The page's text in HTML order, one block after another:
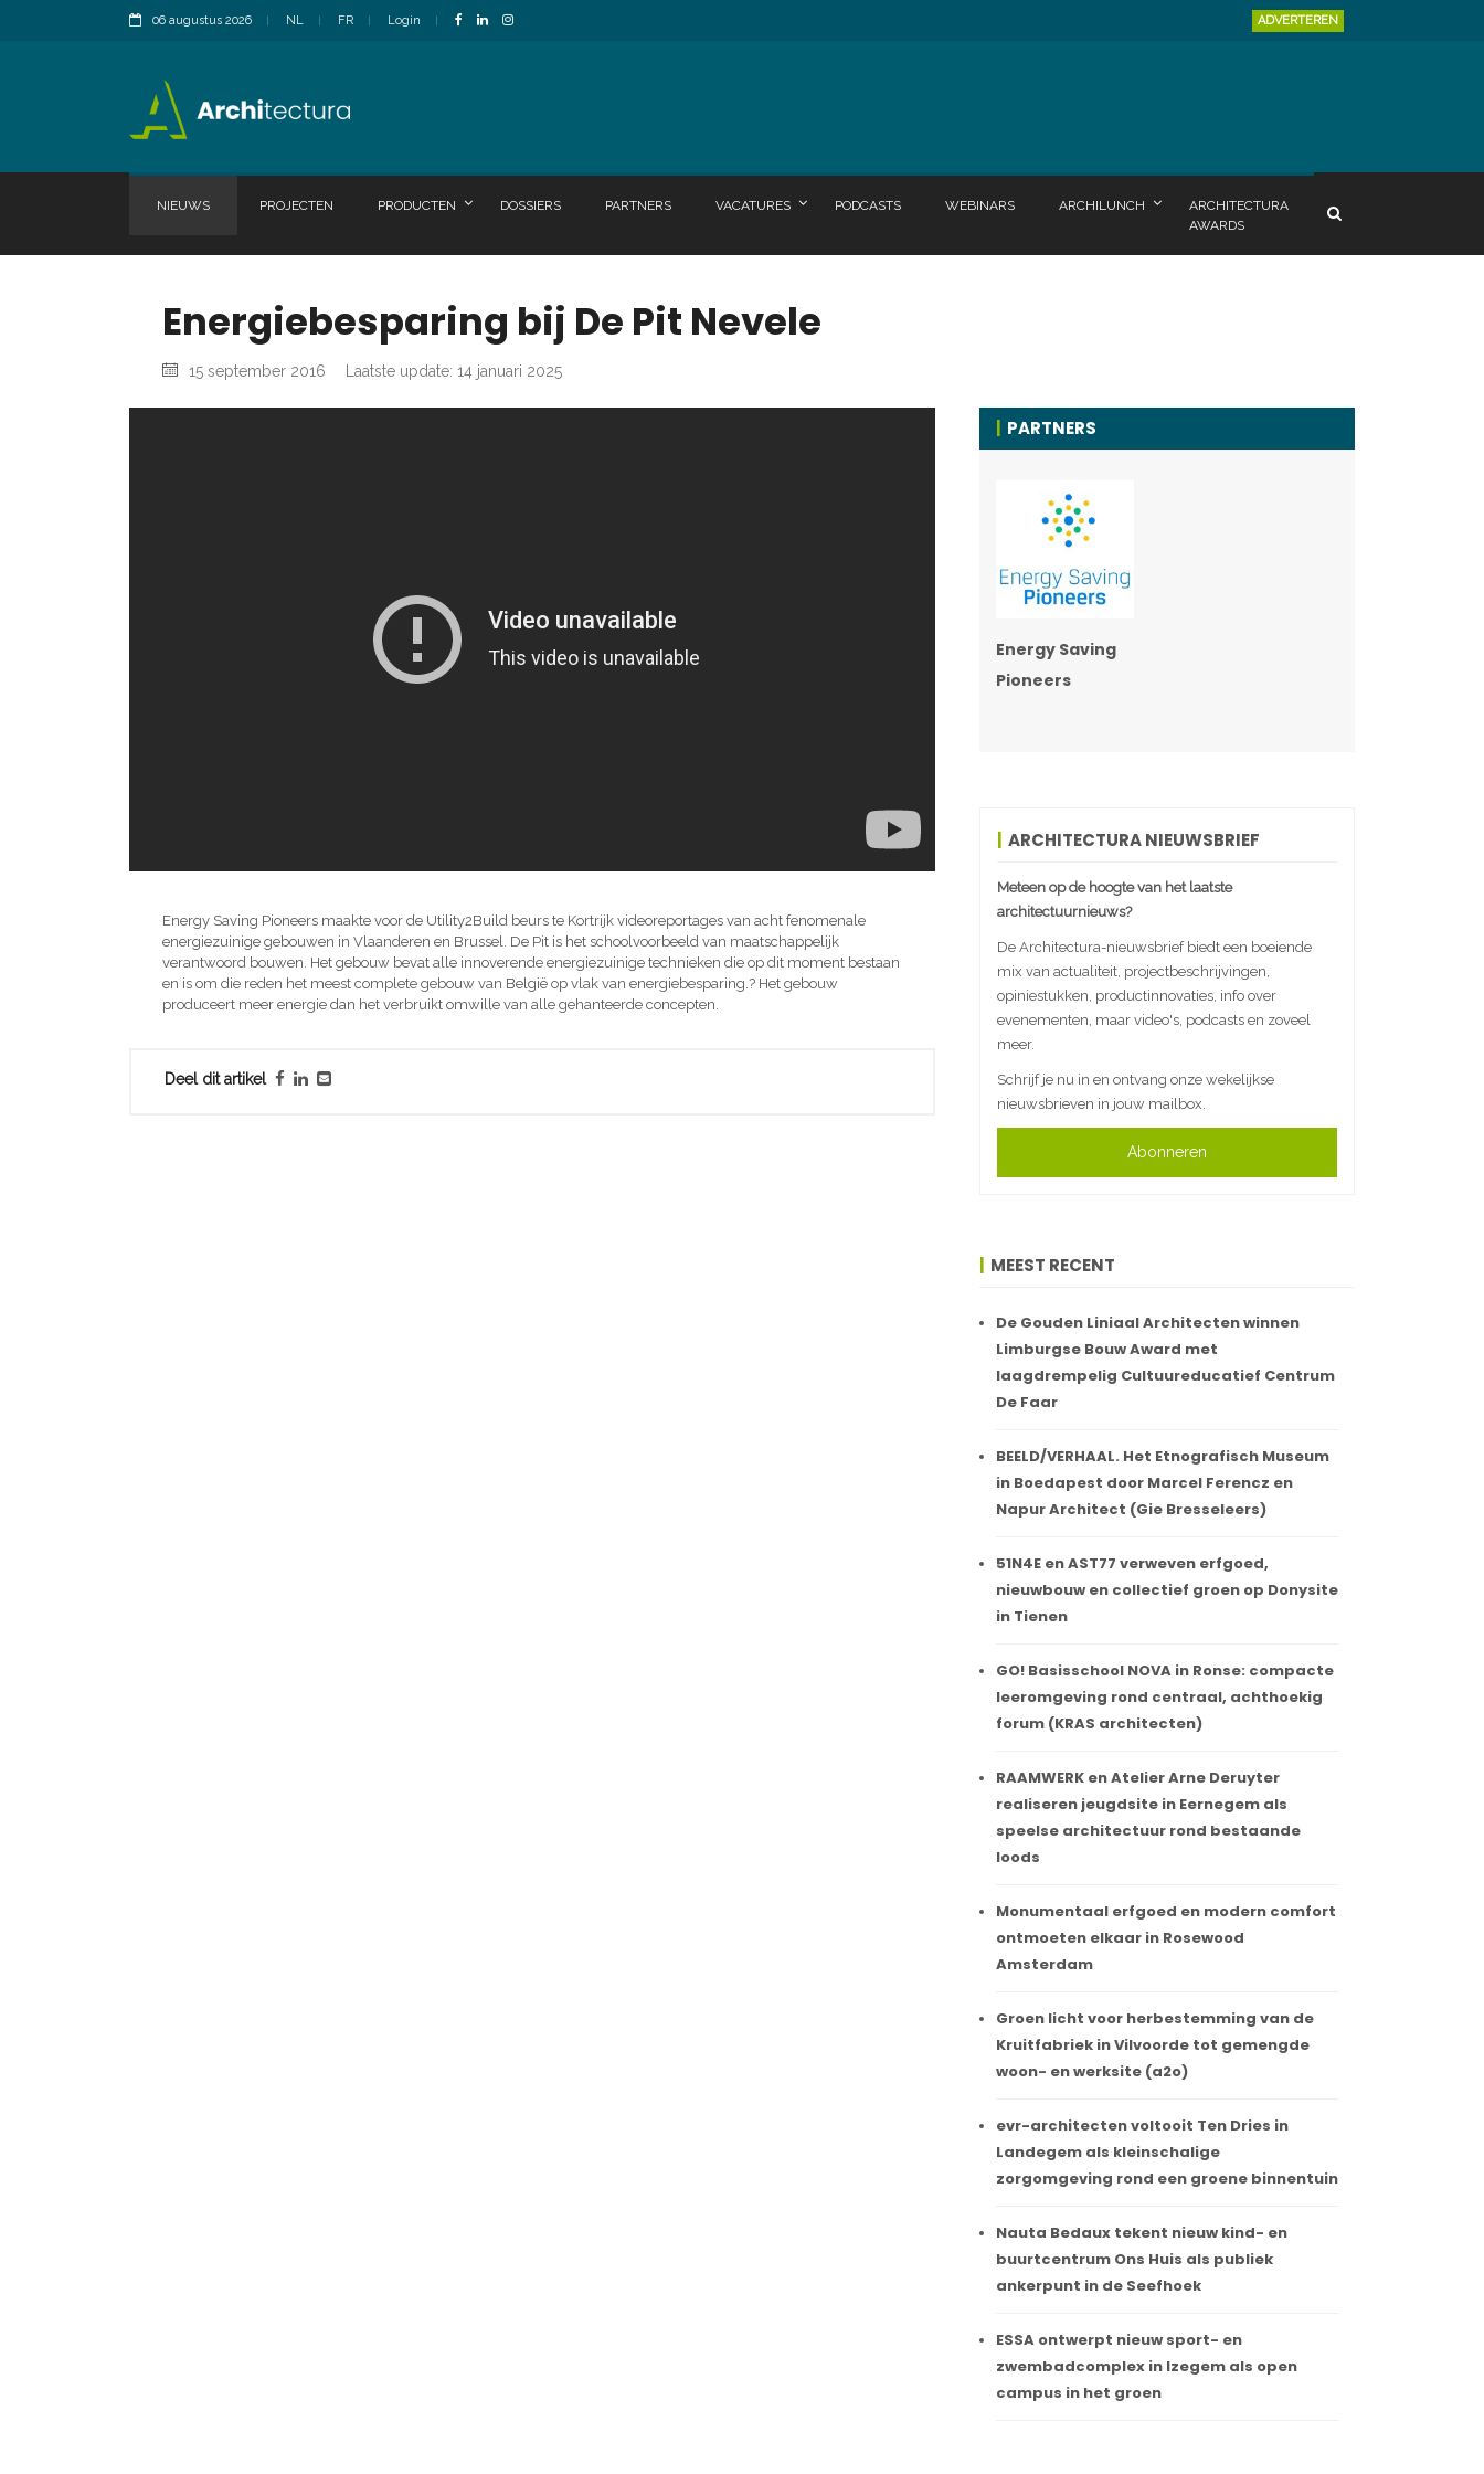
06 augustus 2026 NL FR Login ADVERTEREN
NIEUWS PROJECTEN PRODUCTEN DOSSIERS PARTNERS VACATURES PODCASTS WEBINARS ARCHILUNCH
ARCHITECTURA
AWARDS
Energiebesparing bij De Pit Nevele
15 september 2016 Laatste update: 14 januari 2025
Energy Saving Pioneers maakte voor de Utility2Build beurs te Kortrijk videoreportages van acht fenomenale
energiezuinige gebouwen in Vlaanderen en Brussel. De Pit is het schoolvoorbeeld van maatschappelijk
verantwoord bouwen. Het gebouw bevat alle innoverende energiezuinige technieken die op dit moment bestaan
en is om die reden het meest complete gebouw van België op vlak van energiebesparing.? Het gebouw
produceert meer energie dan het verbruikt omwille van alle gehanteerde concepten.
Deel dit artikel
PARTNERS
Energy Saving
Pioneers
ARCHITECTURA NIEUWSBRIEF
Meteen op de hoogte van het laatste
architectuurnieuws?
De Architectura-nieuwsbrief biedt een boeiende
mix van actualiteit, projectbeschrijvingen,
opiniestukken, productinnovaties, info over
evenementen, maar video's, podcasts en zoveel
meer.
Schrijf je nu in en ontvang onze wekelijkse
nieuwsbrieven in jouw mailbox.
Abonneren
MEEST RECENT
De Gouden Liniaal Architecten winnen
Limburgse Bouw Award met
laagdrempelig Cultuureducatief Centrum
De Faar
BEELD/VERHAAL. Het Etnografisch Museum
in Boedapest door Marcel Ferencz en
Napur Architect (Gie Bresseleers)
51N4E en AST77 verweven erfgoed,
nieuwbouw en collectief groen op Donysite
in Tienen
GO! Basisschool NOVA in Ronse: compacte
leeromgeving rond centraal, achthoekig
forum (KRAS architecten)
RAAMWERK en Atelier Arne Deruyter
realiseren jeugdsite in Eernegem als
speelse architectuur rond bestaande
loods
Monumentaal erfgoed en modern comfort
ontmoeten elkaar in Rosewood
Amsterdam
Groen licht voor herbestemming van de
Kruitfabriek in Vilvoorde tot gemengde
woon- en werksite (a2o)
evr-architecten voltooit Ten Dries in
Landegem als kleinschalige
zorgomgeving rond een groene binnentuin
Nauta Bedaux tekent nieuw kind- en
buurtcentrum Ons Huis als publiek
ankerpunt in de Seefhoek
ESSA ontwerpt nieuw sport- en
zwembadcomplex in Izegem als open
campus in het groen